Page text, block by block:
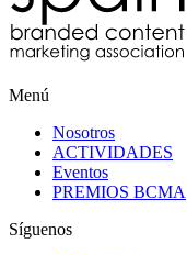
Menú
Nosotros
ACTIVIDADES
Eventos
PREMIOS BCMA
Síguenos